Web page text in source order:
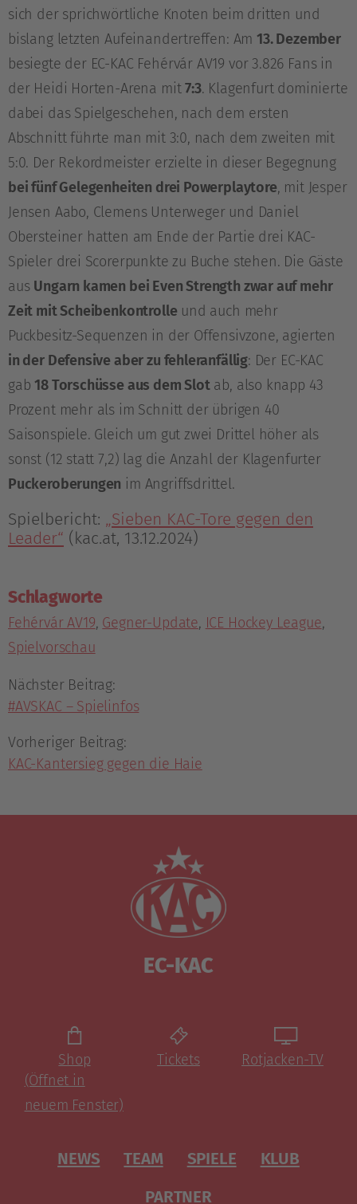
sich der sprichwörtliche Knoten beim dritten und
bislang letzten Aufeinandertreffen: Am 13. Dezember
besiegte der EC-KAC Fehérvár AV19 vor 3.826 Fans in
der Heidi Horten-Arena mit7:3. Klagenfurt dominierte
dabei das Spielgeschehen, nach dem ersten
Abschnitt führte man mit 3:0, nach dem zweiten mit
5:0. Der Rekordmeister erzielte in dieser Begegnung
bei fünf Gelegenheiten drei Powerplaytore, mit Jesper
Jensen Aabo, Clemens Unterweger und Daniel
Obersteiner hatten am Ende der Partie drei KAC-
Spieler drei Scorerpunkte zu Buche stehen. Die Gäste
aus Ungarn kamen bei Even Strength zwar auf mehr
Zeit mit Scheibenkontrolle und auch mehr
Puckbesitz-Sequenzen in der Offensivzone, agierten
in der Defensive aber zu fehleranfällig: Der EC-KAC
gab 18 Torschüsse aus dem Slotab, also knapp 43
Prozent mehr als im Schnitt der übrigen 40
Saisonspiele. Gleich um gut zwei Drittel höher als
sonst (12 statt 7,2) lag die Anzahl der Klagenfurter
Puckeroberungen im Angriffsdrittel.
Spielbericht: „Sieben KAC-Tore gegen den
Leader“ (kac.at, 13.12.2024)
Schlagworte
Fehérvár AV19, Gegner-Update, ICE Hockey League,
Spielvorschau
Nächster Beitrag:
#AVSKAC – Spielinfos
Vorheriger Beitrag:
KAC-Kantersieg gegen die Haie
EC-KAC
Shop
(Öffnet in
neuem Fenster)
Tickets Rotjacken-TV
NEWS TEAM SPIELE
KLUB
PARTNER